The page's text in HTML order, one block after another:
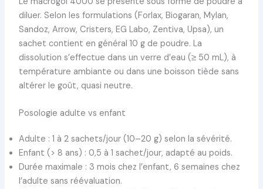
diluer. Selon les formulations (Forlax, Biogaran, Mylan,
Sandoz, Arrow, Cristers, EG Labo, Zentiva, Upsa), un
sachet contient en général 10 g de poudre. La
dissolution s’effectue dans un verre d’eau (≥ 50 mL), à
température ambiante ou dans une boisson tiède sans
altérer le goût, quasi neutre.
Posologie adulte vs enfant
Adulte : 1 à 2 sachets/jour (10–20 g) selon la sévérité.
Enfant (> 8 ans) : 0,5 à 1 sachet/jour, adapté au poids.
Durée maximale : 3 mois chez l’enfant, 6 semaines chez
l’adulte sans réévaluation.